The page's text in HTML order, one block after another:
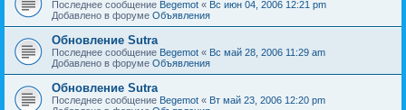
Последнее сообщение Begemot « Вс июн 04, 2006 12:21 pm
Добавлено в форуме Объявления
Обновление Sutra
Последнее сообщение Begemot « Вс май 28, 2006 11:29 am
Добавлено в форуме Объявления
Обновление Sutra
Последнее сообщение Begemot « Вт май 23, 2006 12:20 pm